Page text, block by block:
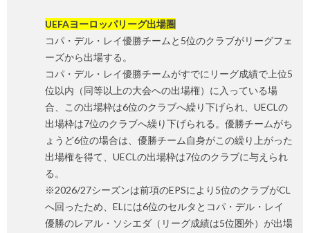
UEFAヨーロッパリーグ出場圏
コパ・デル・レイ優勝チームと5位のクラブがリーグフェ
ーズから出場する。
コパ・デル・レイ優勝チームがすでにリーグ成績で上位5
位以内（同等以上の大会への出場権）に入っている場
合、この出場枠は6位のクラブへ繰り下げられ、UECLの
出場枠は7位のクラブへ繰り下げられる。優勝チームがち
ょうど6位の場合は、優勝チーム自身がこの繰り上がった
出場権を得て、UECLの出場枠は7位のクラブに与えられ
る。
※2026/27シーズンは前項のEPSにより5位のクラブがCL
へ回ったため、ELには6位のセルタとコパ・デル・レイ
優勝のレアル・ソシエダ（リーグ成績は5位圏外）が出場